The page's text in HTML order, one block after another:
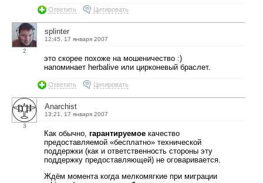
Ответить Цитировать
2
splinter
12:45, 17 января 2007
это скорее похоже на мошеничество :)
напоминает herbalive или цирконевый браслет.
Ответить Цитировать
3
Anarchist
13:21, 17 января 2007
Как обычно, гарантируемое качество
предоставляемой «бесплатно» технической
поддержки (как и ответственность стороны эту
поддержку предоставляющей) не оговаривается.
Ждём момента когда мелкомягкие при миграции